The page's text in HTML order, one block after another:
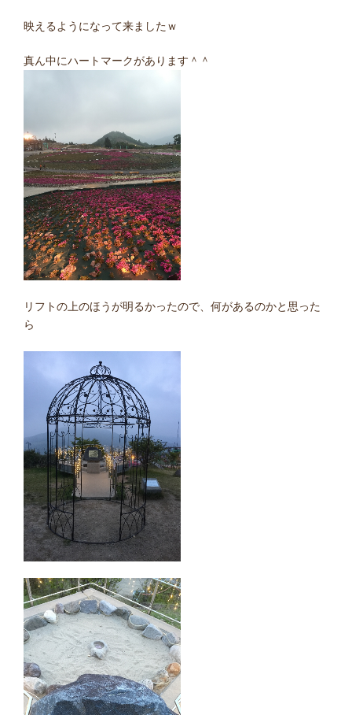
映えるようになって来ましたｗ
真ん中にハートマークがあります＾＾
リフトの上のほうが明るかったので、何があるのかと思った
ら